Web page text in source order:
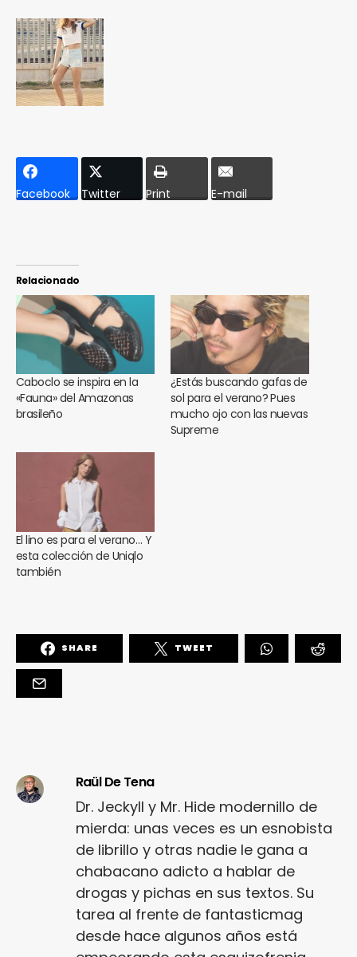
Facebook Twitter Print E-mail
Relacionado
Caboclo se inspira en la
«Fauna» del Amazonas
brasileño
¿Estás buscando gafas de
sol para el verano? Pues
mucho ojo con las nuevas
Supreme
El lino es para el verano… Y
esta colección de Uniqlo
también
SHARE TWEET
Raül De Tena
Dr. Jeckyll y Mr. Hide modernillo de
mierda: unas veces es un esnobista
de librillo y otras nadie le gana a
chabacano adicto a hablar de
drogas y pichas en sus textos. Su
tarea al frente de fantasticmag
desde hace algunos años está